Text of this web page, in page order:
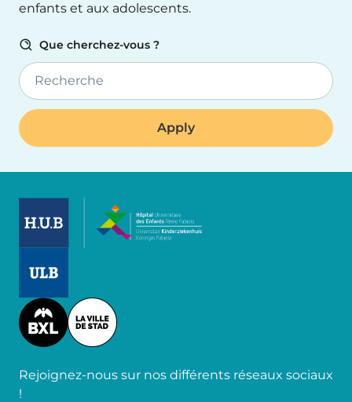
enfants et aux adolescents.
Que cherchez-vous ?
Recherche
Image
Rejoignez-nous sur nos différents réseaux sociaux
!